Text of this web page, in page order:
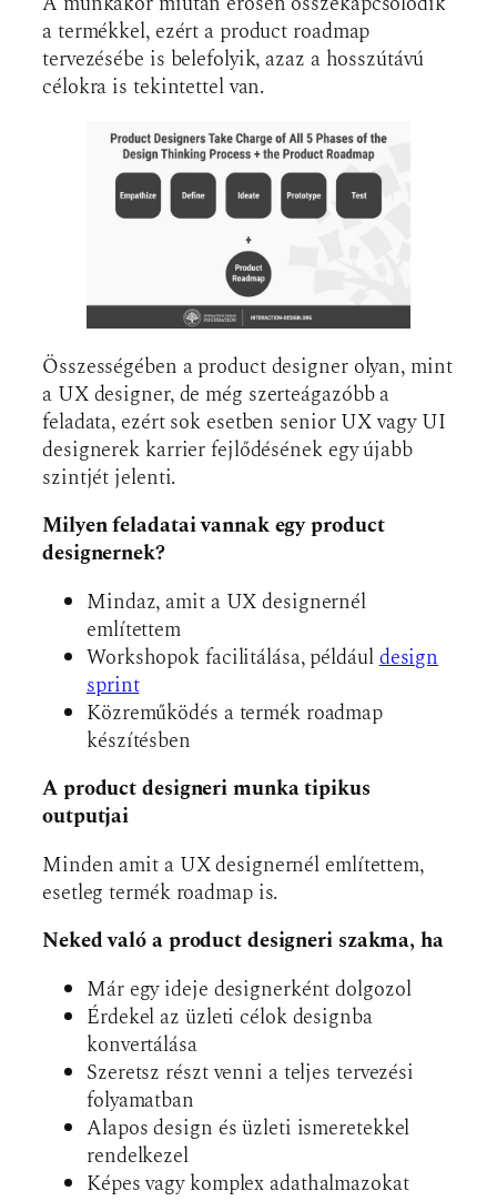
a termékkel, ezért a product roadmap
tervezésébe is belefolyik, azaz a hosszútávú
célokra is tekintettel van.
Összességében a product designer olyan, mint
a UX designer, de még szerteágazóbb a
feladata, ezért sok esetben senior UX vagy UI
designerek karrier fejlődésének egy újabb
szintjét jelenti.
Milyen feladatai vannak egy product
designernek?
Mindaz, amit a UX designernél
említettem
Workshopok facilitálása, példáuldesign
sprint
Közreműködés a termék roadmap
készítésben
A product designeri munka tipikus
outputjai
Minden amit a UX designernél említettem,
esetleg termék roadmap is.
Neked való a product designeri szakma, ha
Már egy ideje designerként dolgozol
Érdekel az üzleti célok designba
konvertálása
Szeretsz részt venni a teljes tervezési
folyamatban
Alapos design és üzleti ismeretekkel
rendelkezel
Képes vagy komplex adathalmazokat